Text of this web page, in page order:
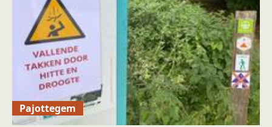
Pajottegem